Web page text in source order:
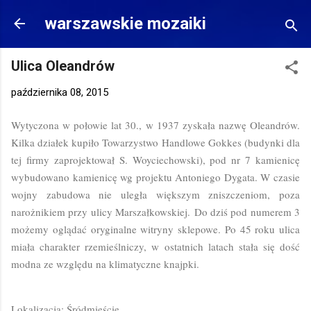
Przejdź do głównej zawartości
warszawskie mozaiki
Ulica Oleandrów
października 08, 2015
Wytyczona w połowie lat 30., w 1937 zyskała nazwę Oleandrów.
Kilka działek kupiło Towarzystwo Handlowe Gokkes (budynki dla
tej firmy zaprojektował S. Woyciechowski), pod nr 7 kamienicę
wybudowano kamienicę wg projektu Antoniego Dygata. W czasie
wojny zabudowa nie uległa większym zniszczeniom, poza
narożnikiem przy ulicy Marszałkowskiej. Do dziś pod numerem 3
możemy oglądać oryginalne witryny sklepowe. Po 45 roku ulica
miała charakter rzemieślniczy, w ostatnich latach stała się dość
modna ze względu na klimatyczne knajpki.